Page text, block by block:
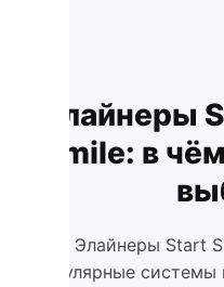
Элайнеры
Smile: в
Элайнеры Start
популярные